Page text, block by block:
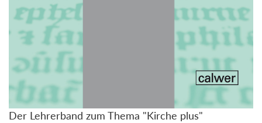
Der Lehrerband zum Thema "Kirche plus"